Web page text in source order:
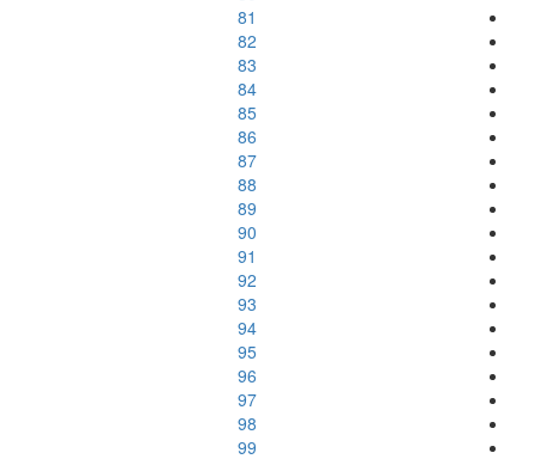
81
82
83
84
85
86
87
88
89
90
91
92
93
94
95
96
97
98
99